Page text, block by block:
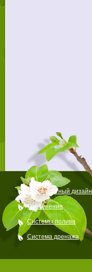
Ландшафтный дизайн
Озеленение
Системы полива
Система дренажа